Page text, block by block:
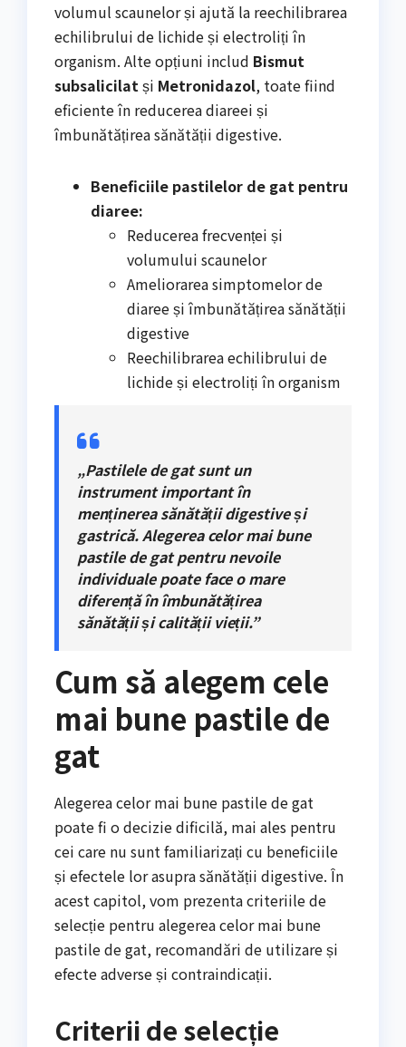
volumul scaunelor și ajută la reechilibrarea
echilibrului de lichide și electroliți în
organism. Alte opțiuni includ Bismut
subsalicilat și Metronidazol, toate fiind
eficiente în reducerea diareei și
îmbunătățirea sănătății digestive.
Beneficiile pastilelor de gat pentru
diaree:
Reducerea frecvenței și
volumului scaunelor
Ameliorarea simptomelor de
diaree și îmbunătățirea sănătății
digestive
Reechilibrarea echilibrului de
lichide și electroliți în organism
„Pastilele de gat sunt un
instrument important în
menținerea sănătății digestive și
gastrică. Alegerea celor mai bune
pastile de gat pentru nevoile
individuale poate face o mare
diferență în îmbunătățirea
sănătății și calității vieții.”
Cum să alegem cele
mai bune pastile de
gat
Alegerea celor mai bune pastile de gat
poate fi o decizie dificilă, mai ales pentru
cei care nu sunt familiarizați cu beneficiile
și efectele lor asupra sănătății digestive. În
acest capitol, vom prezenta criteriile de
selecție pentru alegerea celor mai bune
pastile de gat, recomandări de utilizare și
efecte adverse și contraindicații.
Criterii de selecție